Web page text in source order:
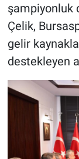
şampiyonluk
Çelik,
gelir
destekleyen